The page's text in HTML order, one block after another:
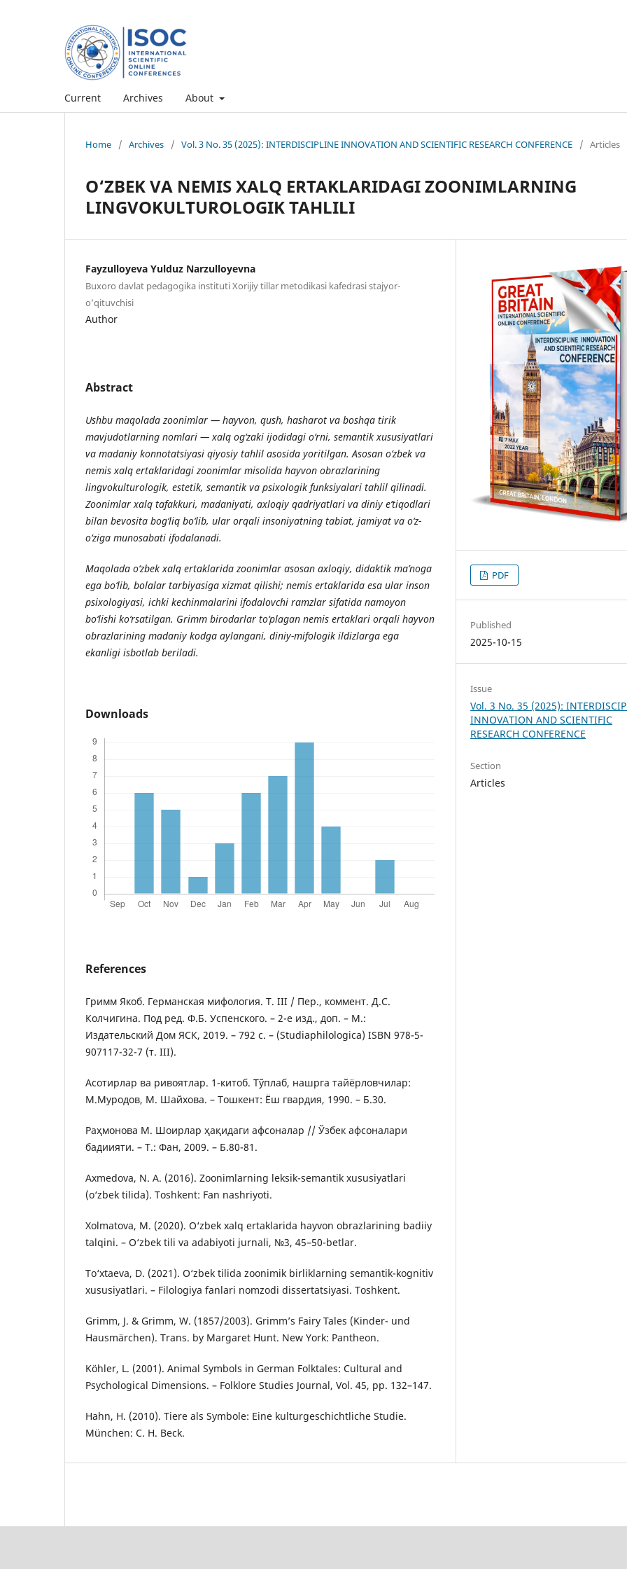
Current Archives About
Home / Archives / Vol. 3 No. 35 (2025): INTERDISCIPLINE INNOVATION AND SCIENTIFIC RESEARCH CONFERENCE / Articles
O‘ZBEK VA NEMIS XALQ ERTAKLARIDAGI ZOONIMLARNING
LINGVOKULTUROLOGIK TAHLILI
Fayzulloyeva Yulduz Narzulloyevna
Buxoro davlat pedagogika instituti Xorijiy tillar metodikasi kafedrasi stajyor-
o’qituvchisi
Author
Abstract
Ushbu maqolada zoonimlar — hayvon, qush, hasharot va boshqa tirik
mavjudotlarning nomlari — xalq og‘zaki ijodidagi o‘rni, semantik xususiyatlari
va madaniy konnotatsiyasi qiyosiy tahlil asosida yoritilgan. Asosan o‘zbek va
nemis xalq ertaklaridagi zoonimlar misolida hayvon obrazlarining
lingvokulturologik, estetik, semantik va psixologik funksiyalari tahlil qilinadi.
Zoonimlar xalq tafakkuri, madaniyati, axloqiy qadriyatlari va diniy e’tiqodlari
bilan bevosita bog‘liq bo‘lib, ular orqali insoniyatning tabiat, jamiyat va o‘z-
o‘ziga munosabati ifodalanadi.
Maqolada o‘zbek xalq ertaklarida zoonimlar asosan axloqiy, didaktik ma’noga
ega bo‘lib, bolalar tarbiyasiga xizmat qilishi; nemis ertaklarida esa ular inson
psixologiyasi, ichki kechinmalarini ifodalovchi ramzlar sifatida namoyon
bo‘lishi ko‘rsatilgan. Grimm birodarlar to‘plagan nemis ertaklari orqali hayvon
obrazlarining madaniy kodga aylangani, diniy-mifologik ildizlarga ega
ekanligi isbotlab beriladi.
Downloads
References
Гримм Якоб. Германская мифология. Т. III / Пер., коммент. Д.С.
Колчигина. Под ред. Ф.Б. Успенского. – 2-е изд., доп. – М.:
Издательский Дом ЯСК, 2019. – 792 с. – (Studiaphilologica) ISBN 978-5-
907117-32-7 (т. III).
Асотирлар ва ривоятлар. 1-китоб. Тўплаб, нашрга тайёрловчилар:
М.Муродов, М. Шайхова. – Тошкент: Ёш гвардия, 1990. – Б.30.
Раҳмонова М. Шоирлар ҳақидаги афсоналар // Ўзбек афсоналари
бадиияти. – Т.: Фан, 2009. – Б.80-81.
Axmedova, N. A. (2016). Zoonimlarning leksik-semantik xususiyatlari
(o‘zbek tilida). Toshkent: Fan nashriyoti.
Xolmatova, M. (2020). O‘zbek xalq ertaklarida hayvon obrazlarining badiiy
talqini. – O‘zbek tili va adabiyoti jurnali, №3, 45–50-betlar.
To‘xtaeva, D. (2021). O‘zbek tilida zoonimik birliklarning semantik-kognitiv
xususiyatlari. – Filologiya fanlari nomzodi dissertatsiyasi. Toshkent.
Grimm, J. & Grimm, W. (1857/2003). Grimm’s Fairy Tales (Kinder- und
Hausmärchen). Trans. by Margaret Hunt. New York: Pantheon.
Köhler, L. (2001). Animal Symbols in German Folktales: Cultural and
Psychological Dimensions. – Folklore Studies Journal, Vol. 45, pp. 132–147.
Hahn, H. (2010). Tiere als Symbole: Eine kulturgeschichtliche Studie.
München: C. H. Beck.
PDF
Published
2025-10-15
Issue
Vol. 3 No. 35 (2025):
INNOVATION AND SCIENTIFIC
RESEARCH CONFERENCE
Section
Articles